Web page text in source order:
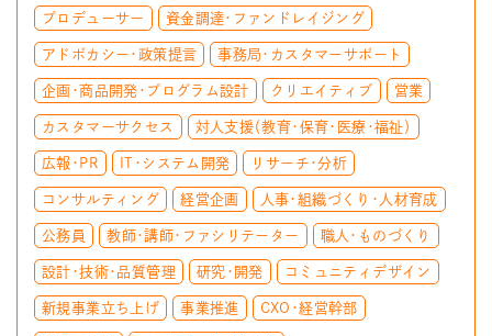
プロデューサー 資金調達・ファンドレイジング
アドボカシー・政策提言 事務局・カスタマーサポート
企画・商品開発・プログラム設計 クリエイティブ 営業
カスタマーサクセス 対人支援（教育・保育・医療・福祉）
広報・PR IT・システム開発 リサーチ・分析
コンサルティング 経営企画 人事・組織づくり・人材育成
公務員 教師・講師・ファシリテーター 職人・ものづくり
設計・技術・品質管理 研究・開発 コミュニティデザイン
新規事業立ち上げ 事業推進 CXO・経営幹部